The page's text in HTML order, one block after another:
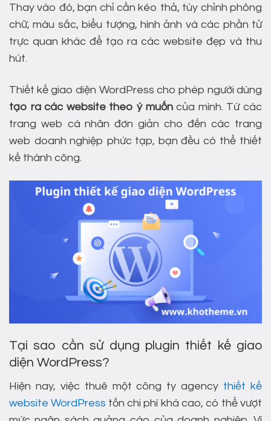
Thay vào đó, bạn chỉ cần kéo thả, tùy chỉnh phông
chữ, màu sắc, biểu tượng, hình ảnh và các phần tử
trực quan khác để tạo ra các website đẹp và thu
hút.
Thiết kế giao diện WordPress cho phép người dùng
tạo ra các website theo ý muốncủa mình. Từ các
trang web cá nhân đơn giản cho đến các trang
web doanh nghiệp phức tạp, bạn đều có thể thiết
kế thành công.
Tại sao cần sử dụng plugin thiết kế giao
diện WordPress?
Hiện nay, việc thuê một công ty agency thiết kế
website WordPress tốn chi phí khá cao, có thể vượt